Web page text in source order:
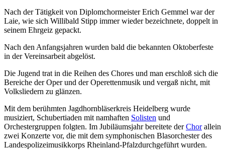
Nach der Tätigkeit von Diplomchormeister Erich Gemmel war der
Laie, wie sich Willibald Stipp immer wieder bezeichnete, doppelt in
seinem Ehrgeiz gepackt.
Nach den Anfangsjahren wurden bald die bekannten Oktoberfeste
in der Vereinsarbeit abgelöst.
Die Jugend trat in die Reihen des Chores und man erschloß sich die
Bereiche der Oper und der Operettenmusik und vergaß nicht, mit
Volksliedern zu glänzen.
Mit dem berühmten Jagdhornbläserkreis Heidelberg wurde
musiziert, Schubertiaden mit namhaften Solisten und
Orchestergruppen folgten. Im Jubiläumsjahr bereitete derChorallein
zwei Konzerte vor, die mit dem symphonischen Blasorchester des
Landespolizeimusikkorps Rheinland-Pfalzdurchgeführt wurden.